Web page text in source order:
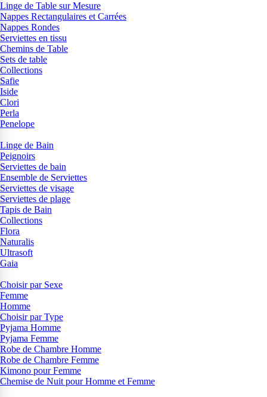
Linge de Table sur Mesure
Nappes Rectangulaires et Carrées
Nappes Rondes
Serviettes en tissu
Chemins de Table
Sets de table
Collections
Safie
Iside
Clori
Perla
Penelope
Linge de Bain
Peignoirs
Serviettes de bain
Ensemble de Serviettes
Serviettes de visage
Serviettes de plage
Tapis de Bain
Collections
Flora
Naturalis
Ultrasoft
Gaia
Choisir par Sexe
Femme
Homme
Choisir par Type
Pyjama Homme
Pyjama Femme
Robe de Chambre Homme
Robe de Chambre Femme
Kimono pour Femme
Chemise de Nuit pour Homme et Femme